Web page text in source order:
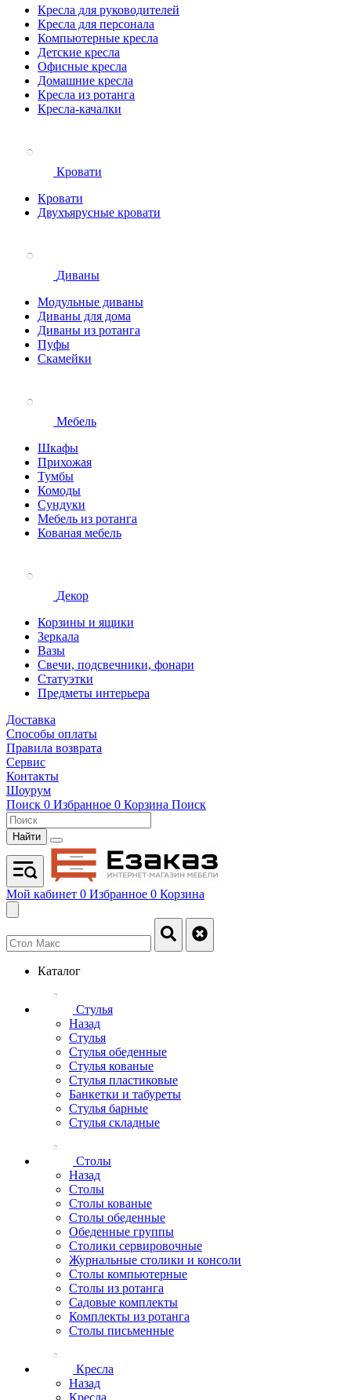
Кресла для руководителей
Кресла для персонала
Компьютерные кресла
Детские кресла
Офисные кресла
Домашние кресла
Кресла из ротанга
Кресла-качалки
Кровати
Кровати
Двухъярусные кровати
Диваны
Модульные диваны
Диваны для дома
Диваны из ротанга
Пуфы
Скамейки
Мебель
Шкафы
Прихожая
Тумбы
Комоды
Сундуки
Мебель из ротанга
Кованая мебель
Декор
Корзины и ящики
Зеркала
Вазы
Свечи, подсвечники, фонари
Статуэтки
Предметы интерьера
Доставка
Способы оплаты
Правила возврата
Сервис
Контакты
Шоурум
Поиск 0 Избранное 0 Корзина Поиск
Найти
Мой кабинет 0 Избранное 0 Корзина
Каталог
Стулья
Назад
Стулья
Стулья обеденные
Стулья кованые
Стулья пластиковые
Банкетки и табуреты
Стулья барные
Стулья складные
Столы
Назад
Столы
Столы кованые
Столы обеденные
Обеденные группы
Столики сервировочные
Журнальные столики и консоли
Столы компьютерные
Столы из ротанга
Садовые комплекты
Комплекты из ротанга
Столы письменные
Кресла
Назад
Кресла